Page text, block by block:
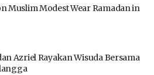
Muslim Modest Wear Ramadan in
Azriel Rayakan Wisuda Bersama